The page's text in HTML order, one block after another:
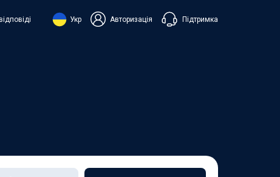
Укр Авторизація Підтримка
Чат в Messenger